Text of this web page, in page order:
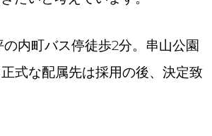
内町バス停徒歩2分。串山公園
式な配属先は採用の後、決定致